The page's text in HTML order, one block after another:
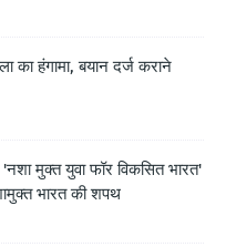
का हंगामा, बयान दर्ज कराने
मुक्त युवा फॉर विकसित भारत'
भारत की शपथ